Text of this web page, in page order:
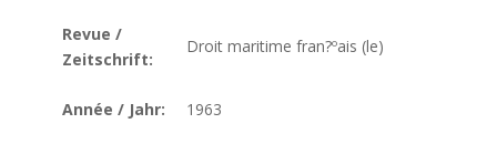
Revue /
Zeitschrift:
Droit maritime fran?ºais (le)
Année / Jahr: 1963